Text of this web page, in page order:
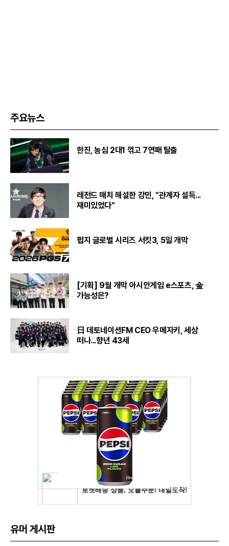
주요뉴스
한진, 농심 2대1 꺾고 7연패 탈출
레전드 매치 해설한 강민, "관계자 설득...
재미있었다"
펍지 글로벌 시리즈 서킷3, 5일 개막
[기획] 9월 개막 아시안게임 e스포츠, 金
가능성은?
日 데토네이션FM CEO 우메자키, 세상
떠나...향년 43세
유머 게시판